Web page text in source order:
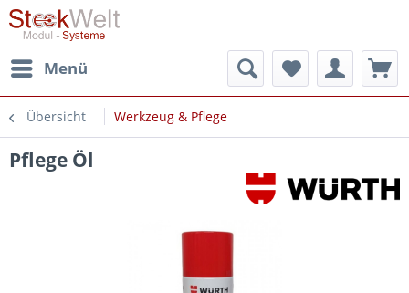
Menü
Übersicht Werkzeug & Pflege
Pflege Öl